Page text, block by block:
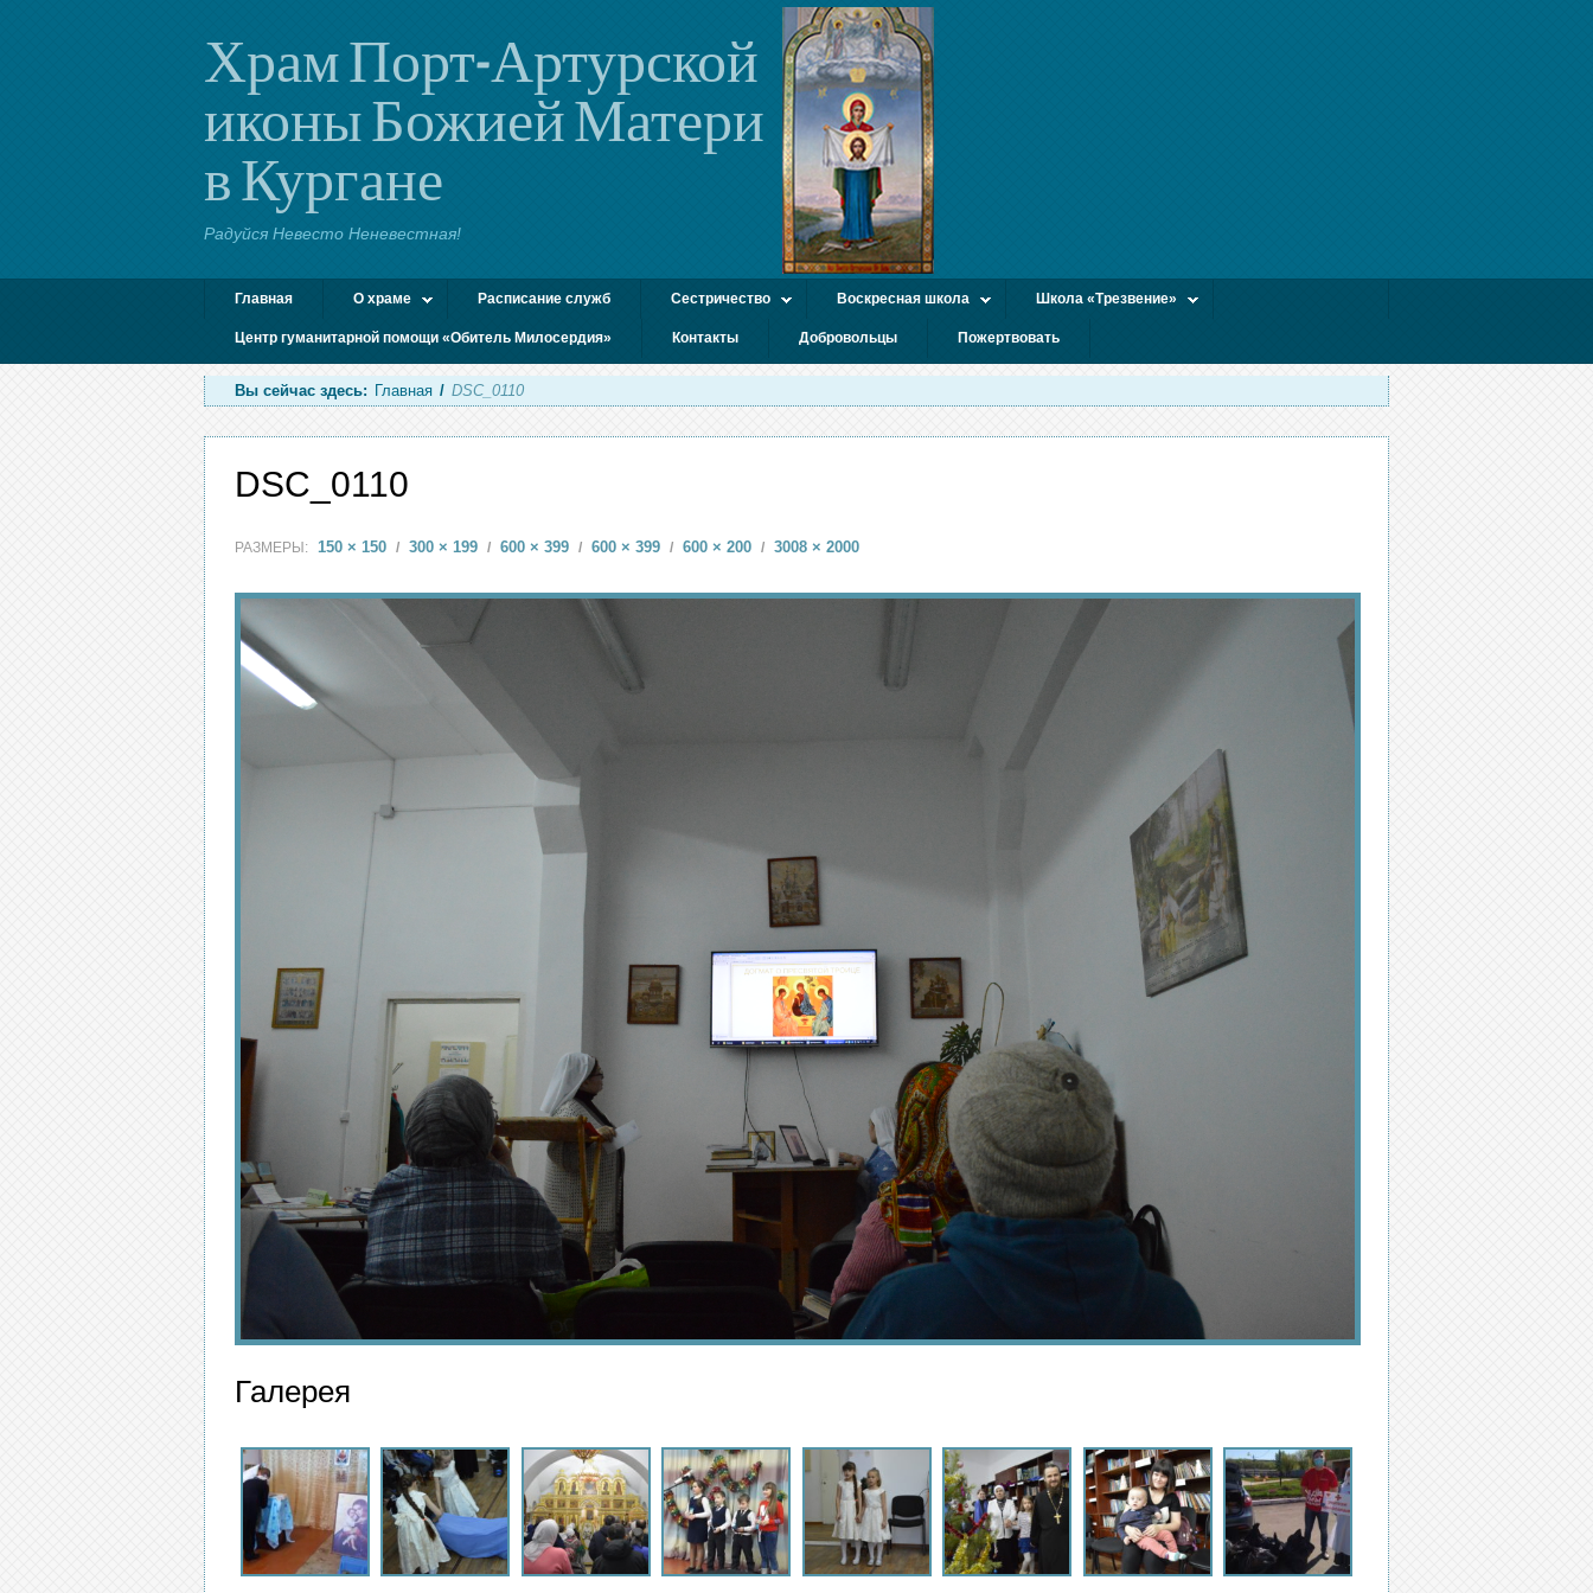
Храм Порт-Артурской
иконы Божией Матери
в Кургане
Радуйся Невесто Неневестная!
Главная О храме Расписание служб Сестричество Воскресная школа Школа «Трезвение»
Центр гуманитарной помощи «Обитель Милосердия» Контакты Добровольцы Пожертвовать
Вы сейчас здесь: Главная / DSC_0110
DSC_0110
РАЗМЕРЫ: 150 × 150 / 300 × 199 / 600 × 399 / 600 × 399 / 600 × 200 / 3008 × 2000
Галерея